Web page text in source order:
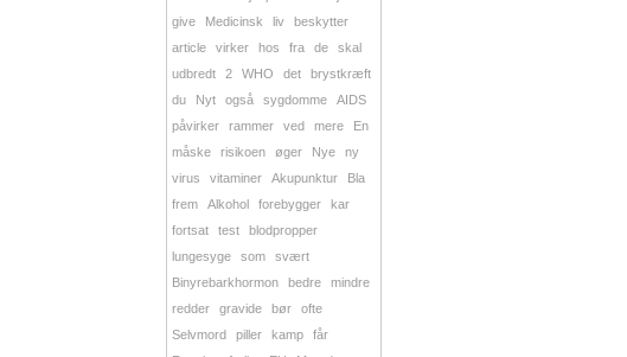
give
Medicinsk liv
beskytter
article
virker hos fra de
skal
udbredt
2 WHO det
brystkræft
du
Nyt også sygdomme
AIDS
påvirker
rammer ved mere
En
måske
risikoen øger Nye
ny
virus
vitaminer Akupunktur
Bla
frem
Alkohol forebygger
kar
fortsat
test
blodpropper
lungesyge
som
svært
Binyrebarkhormon
bedre
mindre
redder
gravide bør
ofte
Selvmord
piller kamp
får